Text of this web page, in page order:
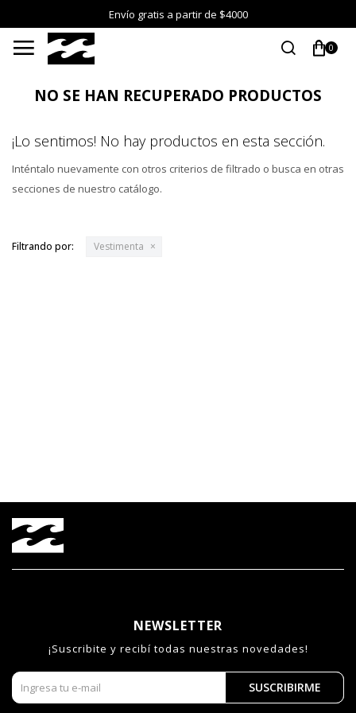
Envío gratis a partir de $4000
0

NO SE HAN RECUPERADO PRODUCTOS
¡Lo sentimos! No hay productos en esta sección.
Inténtalo nuevamente con otros criterios de filtrado o busca en otras
secciones de nuestro catálogo.
Filtrando por: Vestimenta
NEWSLETTER
¡Suscribite y recibí todas nuestras novedades!
SUSCRIBIRME